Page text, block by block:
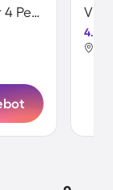
Wohnung mit 2 Schlafzimmern für 4 Personen
4.7